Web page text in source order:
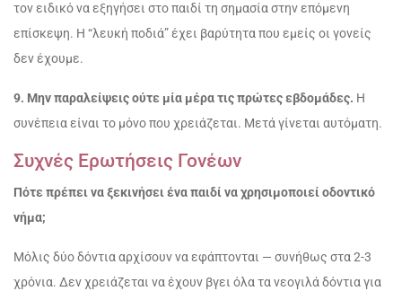
τον ειδικό να εξηγήσει στο παιδί τη σημασία στην επόμενη
επίσκεψη. Η “λευκή ποδιά” έχει βαρύτητα που εμείς οι γονείς
δεν έχουμε.
9. Μην παραλείψεις ούτε μία μέρα τις πρώτες εβδομάδες. Η
συνέπεια είναι το μόνο που χρειάζεται. Μετά γίνεται αυτόματη.
Συχνές Ερωτήσεις Γονέων
Πότε πρέπει να ξεκινήσει ένα παιδί να χρησιμοποιεί οδοντικό
νήμα;
Μόλις δύο δόντια αρχίσουν να εφάπτονται — συνήθως στα 2-3
χρόνια. Δεν χρειάζεται να έχουν βγει όλα τα νεογιλά δόντια για